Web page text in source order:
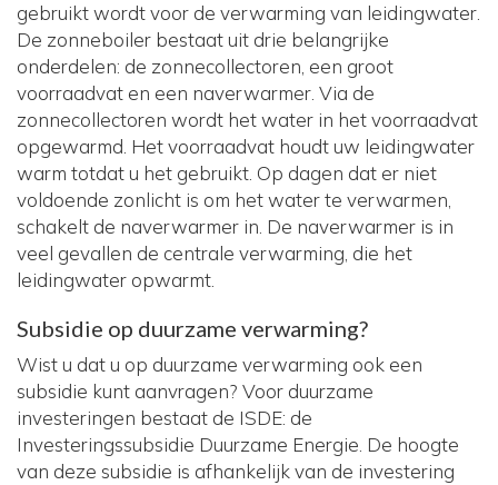
gebruikt wordt voor de verwarming van leidingwater.
De zonneboiler bestaat uit drie belangrijke
onderdelen: de zonnecollectoren, een groot
voorraadvat en een naverwarmer. Via de
zonnecollectoren wordt het water in het voorraadvat
opgewarmd. Het voorraadvat houdt uw leidingwater
warm totdat u het gebruikt. Op dagen dat er niet
voldoende zonlicht is om het water te verwarmen,
schakelt de naverwarmer in. De naverwarmer is in
veel gevallen de centrale verwarming, die het
leidingwater opwarmt.
Subsidie op duurzame verwarming?
Wist u dat u op duurzame verwarming ook een
subsidie kunt aanvragen? Voor duurzame
investeringen bestaat de ISDE: de
Investeringssubsidie Duurzame Energie. De hoogte
van deze subsidie is afhankelijk van de investering